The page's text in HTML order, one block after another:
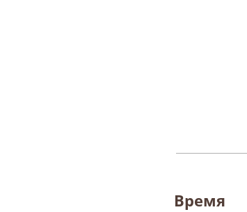
Время